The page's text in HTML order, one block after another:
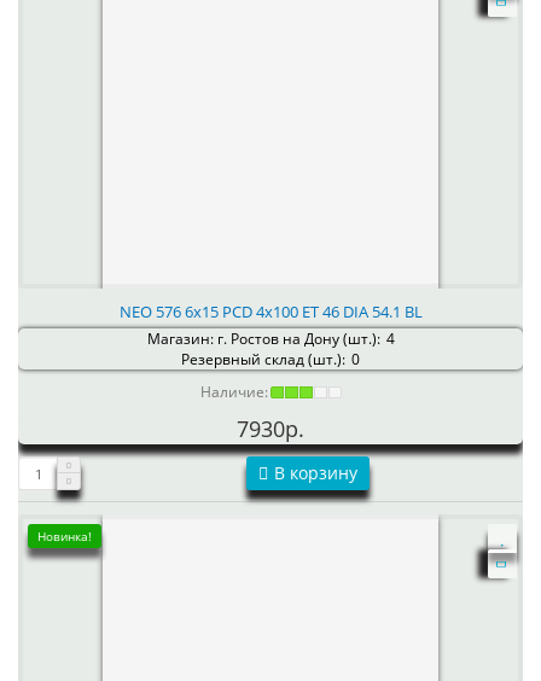
NEO 576 6x15 PCD 4x100 ET 46 DIA 54.1 BL
Магазин: г. Ростов на Дону (шт.): 4
Резервный склад (шт.): 0
Наличие:
7930р.
В корзину
Новинка!